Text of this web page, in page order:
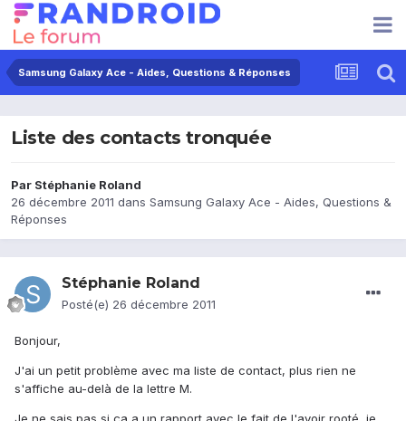
Samsung Galaxy Ace - Aides, Questions & Réponses
Liste des contacts tronquée
Par Stéphanie Roland
26 décembre 2011 dans Samsung Galaxy Ace - Aides, Questions &
Réponses
Stéphanie Roland
Posté(e) 26 décembre 2011
Bonjour,
J'ai un petit problème avec ma liste de contact, plus rien ne
s'affiche au-delà de la lettre M.